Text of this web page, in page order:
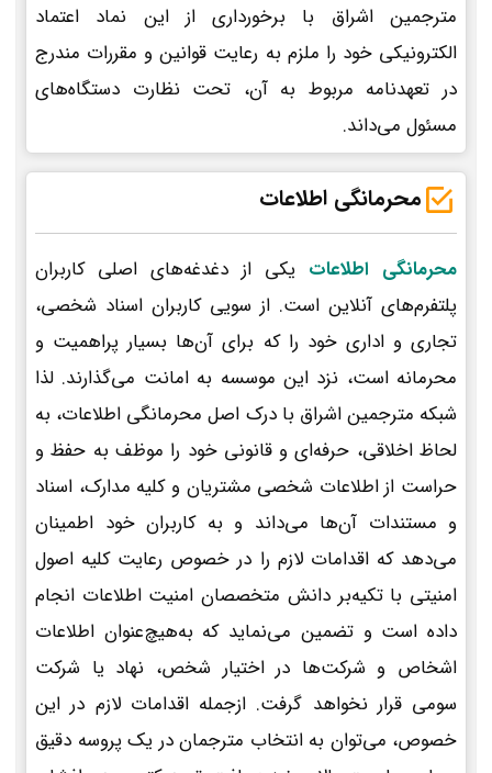
مترجمین اشراق با برخورداری از این نماد اعتماد
الکترونیکی خود را ملزم به رعایت قوانین و مقررات مندرج
در تعهدنامه مربوط به آن، تحت نظارت دستگاه‌های
مسئول می‌داند.
محرمانگی اطلاعات
محرمانگی اطلاعات یکی از دغدغه‌های اصلی کاربران
پلتفرم‌های آنلاین است. از سویی کاربران اسناد شخصی،
تجاری و اداری خود را که برای آن‌ها بسیار پراهمیت و
محرمانه است، نزد این موسسه به امانت می‌گذارند. لذا
شبکه مترجمین اشراق با درک اصل محرمانگی اطلاعات، به
لحاظ اخلاقی، حرفه‌ای و قانونی خود را موظف به حفظ و
حراست از اطلاعات شخصی مشتریان و کلیه مدارک، اسناد
و مستندات آن‌ها می‌داند و به کاربران خود اطمینان
می‌دهد که اقدامات لازم را در خصوص رعایت کلیه اصول
امنیتی با تکیه‌بر دانش متخصصان امنیت اطلاعات انجام
داده است و تضمین می‌نماید که به‌هیچ‌عنوان اطلاعات
اشخاص و شرکت‌ها در اختیار شخص، نهاد یا شرکت
سومی قرار نخواهد گرفت. ازجمله اقدامات لازم در این
خصوص، می‌توان به انتخاب مترجمان در یک پروسه دقیق